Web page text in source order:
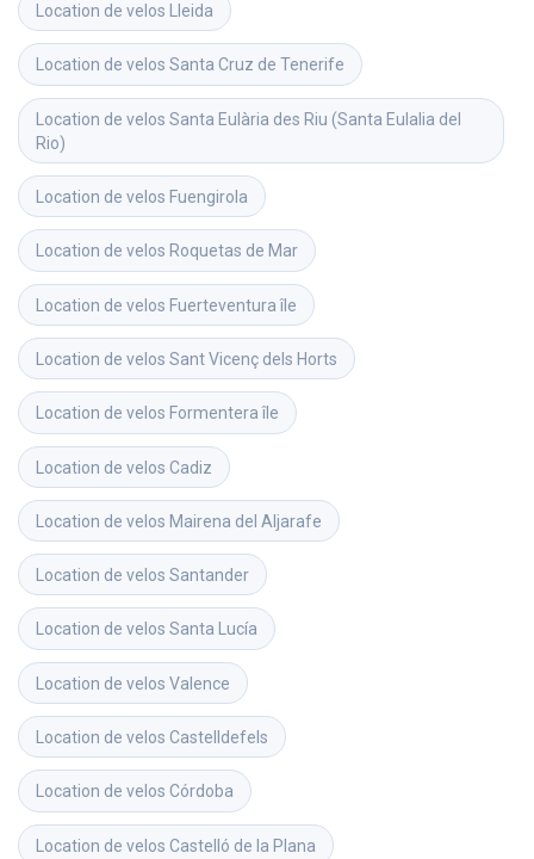
Location de velos Lleida
Location de velos Santa Cruz de Tenerife
Location de velos Santa Eulària des Riu (Santa Eulalia del
Rio)
Location de velos Fuengirola
Location de velos Roquetas de Mar
Location de velos Fuerteventura île
Location de velos Sant Vicenç dels Horts
Location de velos Formentera île
Location de velos Cadiz
Location de velos Mairena del Aljarafe
Location de velos Santander
Location de velos Santa Lucía
Location de velos Valence
Location de velos Castelldefels
Location de velos Córdoba
Location de velos Castelló de la Plana